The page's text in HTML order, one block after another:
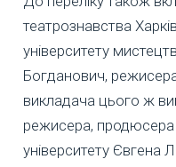
театрознавства
університету
Богданович,
викладача цього ж
режисера, продюсера
університету Євгена